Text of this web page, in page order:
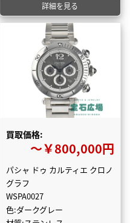
詳細を見る
買取価格:
〜￥800,000円
パシャ ドゥ カルティエ クロノ
グラフ
WSPA0027
色:ダークグレー